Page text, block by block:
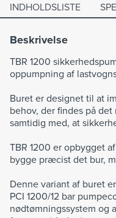
INDHOLDSLISTE
Beskrivelse
TBR 1200
oppumpning af
Buret er designet til at
behov, der findes på
samtidig med, at
TBR 1200 er opbygget
bygge præcist det bur,
Denne variant af buret
PCI 1200/12 bar
nødtømningssystem og